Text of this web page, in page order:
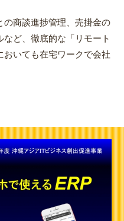
商談進捗管理、売掛金の
ど、徹底的な「リモート
おいても在宅ワークで会社